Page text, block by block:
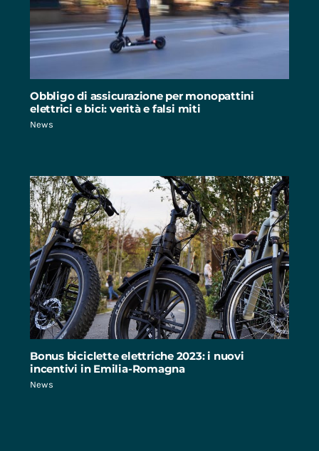
Obbligo di assicurazione per monopattini
elettrici e bici: verità e falsi miti
News
Bonus biciclette elettriche 2023: i nuovi
incentivi in Emilia-Romagna
News